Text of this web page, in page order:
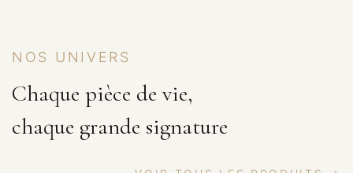
NOS UNIVERS
Chaque pièce de vie,
chaque grande signature